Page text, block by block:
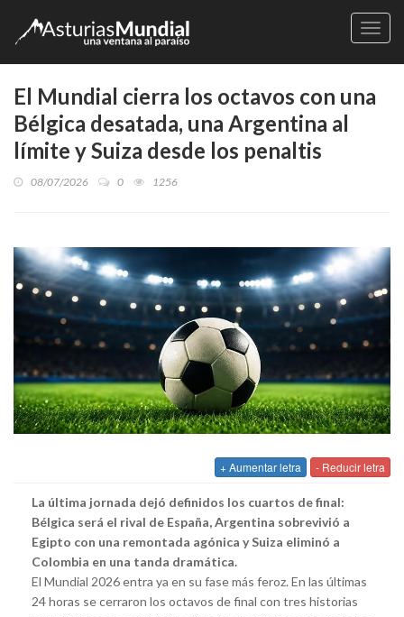
El Mundial cierra los octavos con una
Bélgica desatada, una Argentina al
límite y Suiza desde los penaltis
08/07/2026 0 1256
+ Aumentar letra - Reducir letra
La última jornada dejó definidos los cuartos de final:
Bélgica será el rival de España, Argentina sobrevivió a
Egipto con una remontada agónica y Suiza eliminó a
Colombia en una tanda dramática.
El Mundial 2026 entra ya en su fase más feroz. En las últimas
24 horas se cerraron los octavos de final con tres historias